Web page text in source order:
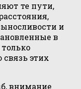
те пути,
и
в
этих
внимание